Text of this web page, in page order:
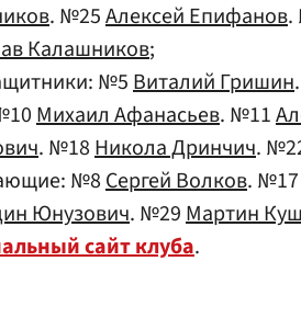
. №25Алексей Епифанов.
Калашников;
№5Виталий Гришин
Михаил Афанасьев. №11
. №18Никола Дринчич.
№8Сергей Волков. №17
Юнузович. №29Мартин
сайт клуба.